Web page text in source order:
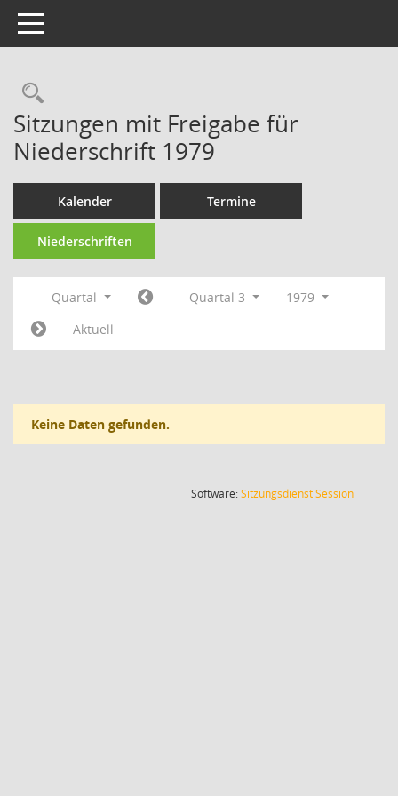
Toggle navigation
Rechercheauswahl
Sitzungen mit Freigabe für
Niederschrift 1979
Kalender Termine
Niederschriften
Quartal Quartal 3
1979
Aktuell
Keine Daten gefunden.
Software:SitzungsdienstSession(Wird in